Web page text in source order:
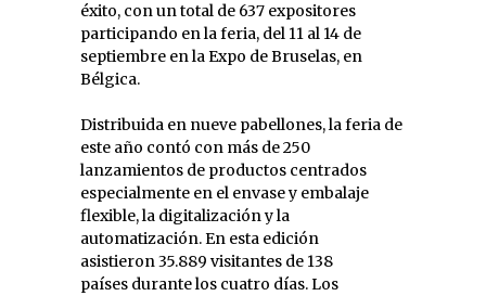
éxito, con un total de 637 expositores
participando en la feria, del 11 al 14 de
septiembre en la Expo de Bruselas, en
Bélgica.
Distribuida en nueve pabellones, la feria de
este año contó con más de 250
lanzamientos de productos centrados
especialmente en el envase y embalaje
flexible, la digitalización y la
automatización. En esta edición
asistieron 35.889 visitantes de 138
países durante los cuatro días. Los